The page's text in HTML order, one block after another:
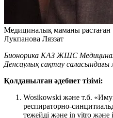
Медициналық маманы растаған
Лукпанова Ляззат
Бионорика КАЗ ЖШС
Денсаулық сақтау саласындағы
Қолданылған әдебиет тізімі:
Wosikowski және т.б.
респираторно-
тежейді және in vitro